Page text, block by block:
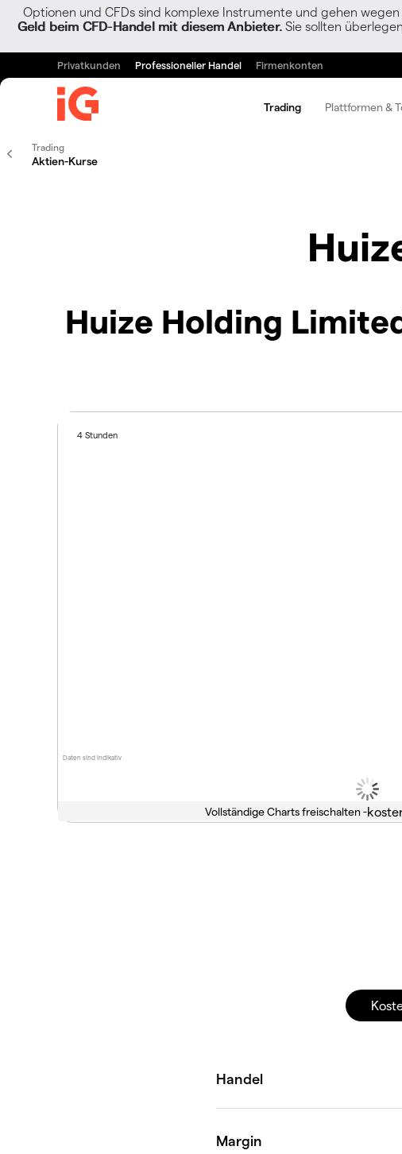
Optionen und CFDs sind komplexe Instrumente und gehen
Geld beim CFD-Handel mit diesem Anbieter. Sie sollten
Privatkunden Professioneller Handel Firmenkonten
Trading Plattformen &
Trading
Aktien-Kurse
Huize Holding
Daten sind indikativ
4 Stunden
Vollständige Charts freischalten -